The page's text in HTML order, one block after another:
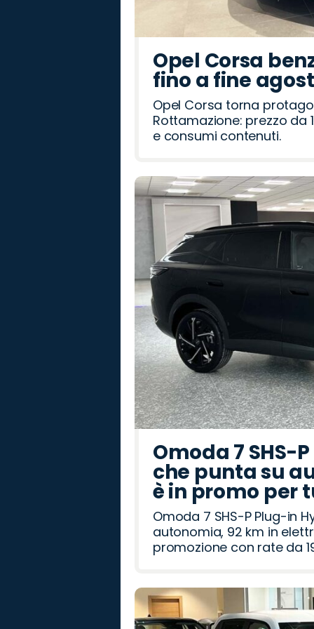
Opel Corsa
fino a fine
Opel Corsa torna
Rottamazione: prezzo da
e consumi contenuti.
Omoda 7 SHS-
che punta su
è in promo per
Omoda 7 SHS-P Plug-in
autonomia, 92 km in
promozione con rate da